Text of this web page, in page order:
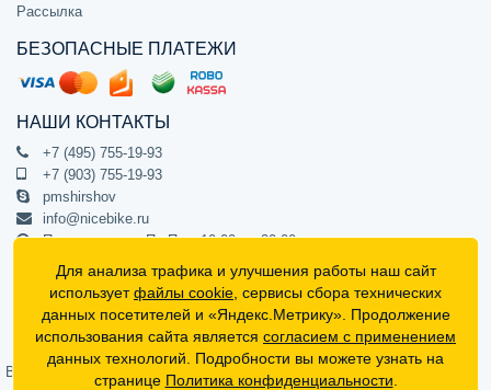
Рассылка
БЕЗОПАСНЫЕ ПЛАТЕЖИ
НАШИ КОНТАКТЫ
+7 (495) 755-19-93
+7 (903) 755-19-93
pmshirshov
info@nicebike.ru
Прием звонков Пн-Пт с 10:00 до 20:00
ПВЗ Пн-Пт с 10:00 до 20:00
г. Москва, ул. Барклая 13с1
подъезд 1, цокольный этаж, офис 1
Официальный интернет-магазин NiceBike © 2012 - 2026
Вся информация на сайте носит ознакомительный характер, не
Для анализа трафика и улучшения работы наш сайт
используетфайлы cookie , сервисы сбора технических
данных посетителей и «Яндекс.Метрику». Продолжение
использования сайта является согласием с применением
данных технологий. Подробности вы можете узнать на
странице Политика конфиденциальности